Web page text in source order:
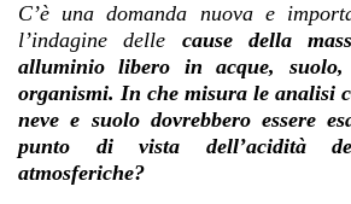
C’è una domanda nuova e
l’indagine delle cause della
alluminio libero in acque,
organismi. In che misura le analisi
neve e suolo dovrebbero essere
punto di vista dell’acidità
atmosferiche?